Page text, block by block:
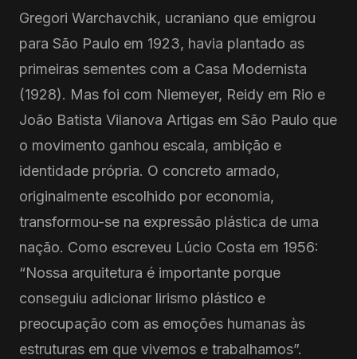
Gregori Warchavchik, ucraniano que emigrou
para São Paulo em 1923, havia plantado as
primeiras sementes com a Casa Modernista
(1928). Mas foi com Niemeyer, Reidy em Rio e
João Batista Vilanova Artigas em São Paulo que
o movimento ganhou escala, ambição e
identidade própria. O concreto armado,
originalmente escolhido por economia,
transformou-se na expressão plástica de uma
nação. Como escreveu Lúcio Costa em 1956:
“Nossa arquitetura é importante porque
conseguiu adicionar lirismo plástico e
preocupação com as emoções humanas às
estruturas em que vivemos e trabalhamos”.